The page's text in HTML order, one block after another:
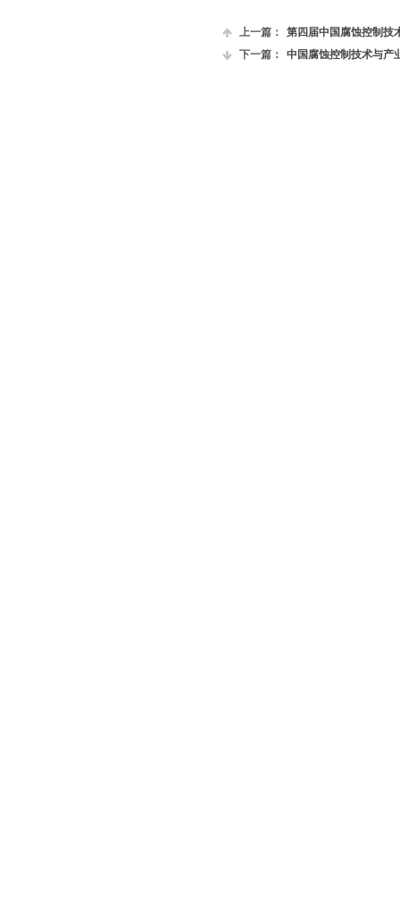
上一篇：
第四届中国腐蚀控制技
下一篇：
中国腐蚀控制技术与产